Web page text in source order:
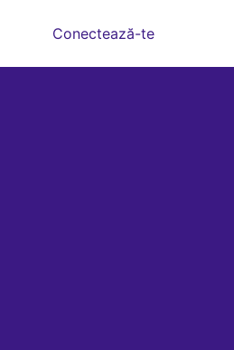
Conectează-te